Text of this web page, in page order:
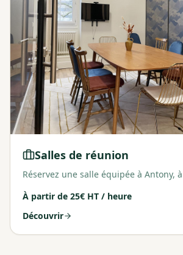
Salles de réunion
Réservez une salle équipée à Antony,
À partir de 25€ HT / heure
Découvrir